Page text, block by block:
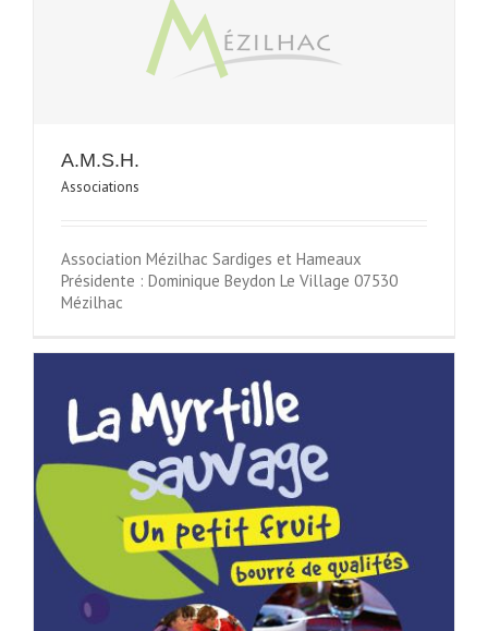
A.M.S.H.
Associations
Association Mézilhac Sardiges et Hameaux
Présidente : Dominique Beydon Le Village 07530
Mézilhac